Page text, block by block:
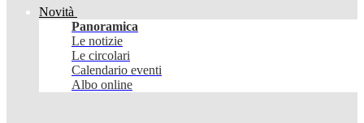
Novità
Panoramica
Le notizie
Le circolari
Calendario eventi
Albo online